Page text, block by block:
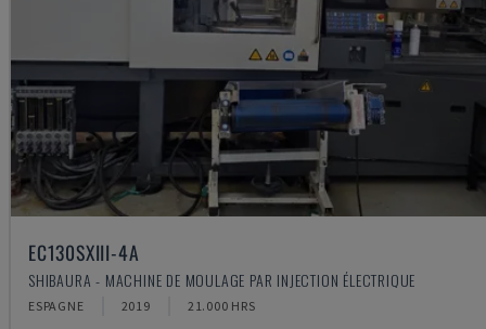
EC130SXIII-4A
SHIBAURA - MACHINE DE MOULAGE PAR INJECTION ÉLECTRIQUE
ESPAGNE 2019 21.000 HRS